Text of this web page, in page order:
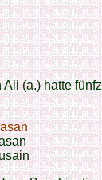
(a.) hatte